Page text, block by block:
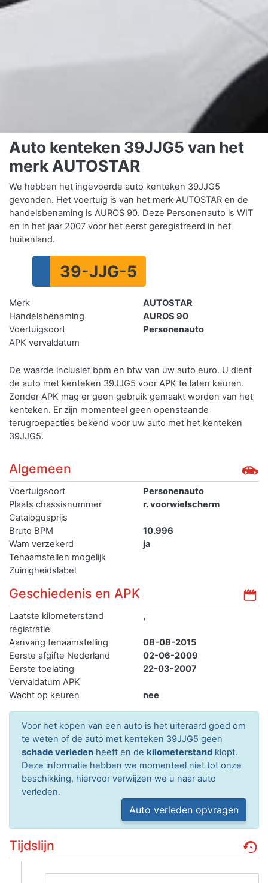
Auto kenteken 39JJG5 van het
merk AUTOSTAR
We hebben het ingevoerde auto kenteken 39JJG5
gevonden. Het voertuig is van het merk AUTOSTAR en de
handelsbenaming is AUROS 90. Deze Personenauto is WIT
en in het jaar 2007 voor het eerst geregistreerd in het
buitenland.
39-JJG-5
Merk
AUTOSTAR
Handelsbenaming
AUROS 90
Voertuigsoort
Personenauto
APK vervaldatum
De waarde inclusief bpm en btw van uw auto euro. U dient
de auto met kenteken 39JJG5 voor APK te laten keuren.
Zonder APK mag er geen gebruik gemaakt worden van het
kenteken. Er zijn momenteel geen openstaande
terugroepacties bekend voor uw auto met het kenteken
39JJG5.
Algemeen
Voertuigsoort
Personenauto
Plaats chassisnummer
r. voorwielscherm
Catalogusprijs
Bruto BPM
10.996
Wam verzekerd
ja
Tenaamstellen mogelijk
Zuinigheidslabel
Geschiedenis en APK
Laatste kilometerstand
registratie
,
Aanvang tenaamstelling
08-08-2015
Eerste afgifte Nederland
02-06-2009
Eerste toelating
22-03-2007
Vervaldatum APK
Wacht op keuren
nee
Voor het kopen van een auto is het uiteraard goed om
te weten of de auto met kenteken 39JJG5 geen
schade verleden heeft en de kilometerstand klopt.
Deze informatie hebben we momenteel niet tot onze
beschikking, hiervoor verwijzen we u naar auto
verleden.
Auto verleden opvragen
Tijdslijn